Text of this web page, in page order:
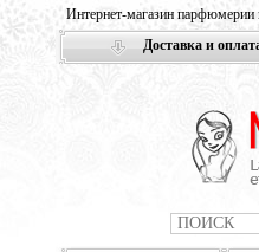
Интернет-магазин парфюмерии
Доставка и